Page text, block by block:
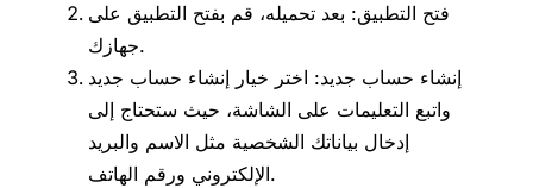
فتح التطبيق: بعد تحميله، قم بفتح التطبيق على
جهازك.
إنشاء حساب جديد: اختر خيار إنشاء حساب جديد
واتبع التعليمات على الشاشة، حيث ستحتاج إلى
إدخال بياناتك الشخصية مثل الاسم والبريد
الإلكتروني ورقم الهاتف.